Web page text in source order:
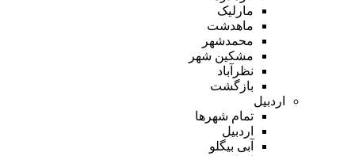
مارلیک
ماهدشت
محمدشهر
مشکین شهر
نظرآباد
بازگشت
اردبیل
تمام شهر‌ها
اردبیل
آبی بیگلو